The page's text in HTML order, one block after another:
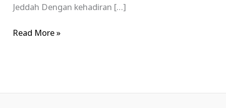
Jeddah Dengan kehadiran […]
Read More »